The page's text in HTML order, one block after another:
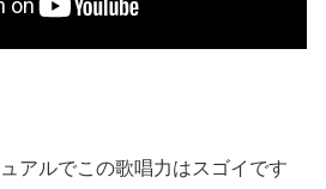
アルでこの歌唱力はスゴイです